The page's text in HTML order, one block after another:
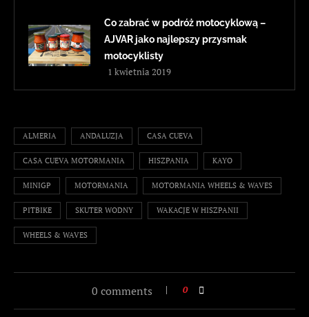
Co zabrać w podróż motocyklową –
AJVAR jako najlepszy przysmak
motocyklisty
1 kwietnia 2019
ALMERIA ANDALUZJA CASA CUEVA
CASA CUEVA MOTORMANIA HISZPANIA KAYO
MINIGP MOTORMANIA MOTORMANIA WHEELS & WAVES
PITBIKE SKUTER WODNY WAKACJE W HISZPANII
WHEELS & WAVES
0 comments 0